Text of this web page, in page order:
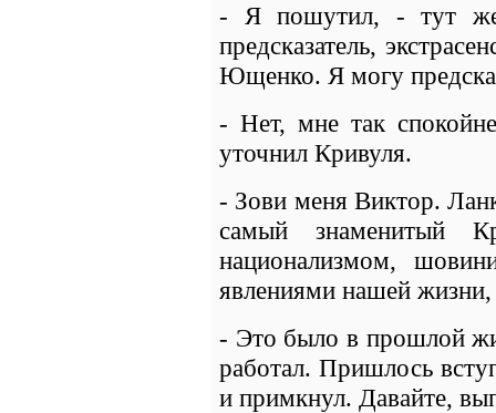
- Я пошутил, - тут
предсказатель,
Ющенко. Я могу
- Нет, мне так
уточнил Кривуля.
- Зови меня Виктор.
самый знаменитый
национализмом,
явлениями нашей
- Это было в прошлой
работал. Пришлось
и примкнул. Давайте,